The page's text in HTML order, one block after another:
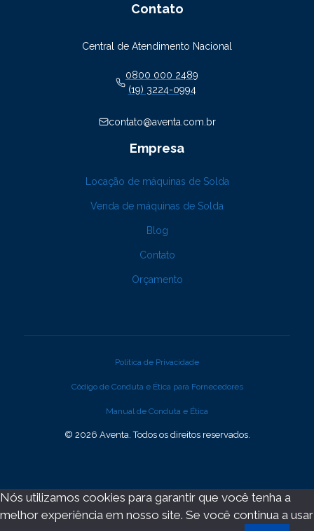
Contato
Central de Atendimento Nacional
0800 000 2489
(19) 3224-0994
contato@aventa.com.br
Empresa
Locação de máquinas de Solda
Venda de máquinas de Solda
Blog
Contato
Orçamento
© 2026 Aventa. Todos os direitos reservados.
Política de Privacidade
Código de Conduta e Ética para Fornecedores
Manual de Conduta e Ética
Nós utilizamos cookies para garantir que você tenha a
melhor experiência em nosso site. Se você continua a usar